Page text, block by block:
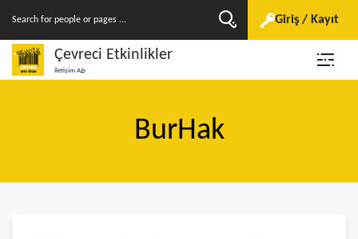
Giriş / Kayıt
Çevreci Etkinlikler
İletişim Ağı
BurHak